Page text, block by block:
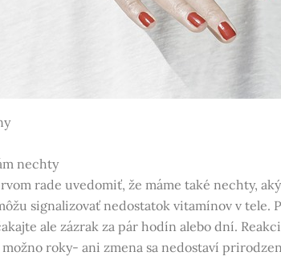
nechty
rade uvedomiť, že máme také nechty,
signalizovať nedostatok vitamínov v tele.
ale zázrak za pár hodín alebo dní.
možno roky- ani zmena sa nedostaví